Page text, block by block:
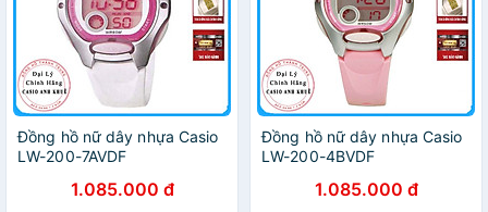
Đồng hồ nữ dây nhựa Casio
LW-200-7AVDF
1.085.000 đ
Đồng hồ nữ dây nhựa Casio
LW-200-4BVDF
1.085.000 đ